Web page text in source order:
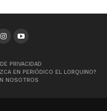
PRIVACIDAD
EN PERIÓDICO EL LORQUINO?
NOSOTROS